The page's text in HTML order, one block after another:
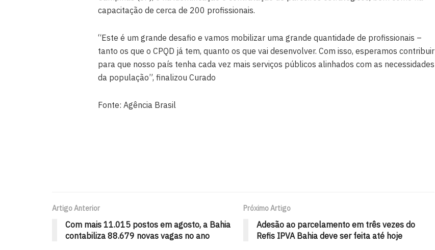
capacitação de cerca de 200 profissionais.
“Este é um grande desafio e vamos mobilizar uma grande quantidade de profissionais –
tanto os que o CPQD já tem, quanto os que vai desenvolver. Com isso, esperamos contribuir
para que nosso país tenha cada vez mais serviços públicos alinhados com as necessidades
da população”, finalizou Curado
Fonte: Agência Brasil
Artigo Anterior
Com mais 11.015 postos em agosto, a Bahia
contabiliza 88.679 novas vagas no ano
Próximo Artigo
Adesão ao parcelamento em três vezes do
Refis IPVA Bahia deve ser feita até hoje